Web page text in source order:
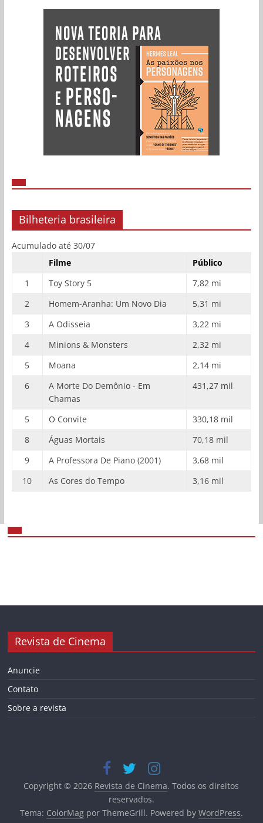
Bilheteria brasileira
Acumulado até 30/07
Filme
Público
1
Toy Story 5
7,82 mi
2
Homem-Aranha: Um Novo Dia
5,31 mi
3
A Odisseia
3,22 mi
4
Minions & Monsters
2,32 mi
5
Moana
2,14 mi
6
A Morte Do Demônio - Em
Chamas
431,27 mil
5 O Convite
330,18 mil
8
Águas Mortais
70,18 mil
9
A Professora De Piano (2001)
3,68 mil
10
As Cores do Tempo 3,16 mil
Revista de Cinema
Anuncie
Contato
Sobre a revista
Copyright © 2026 Revista de Cinema. Todos os direitos
reservados.
Tema: ColorMagpor ThemeGrill. Powered by WordPress.